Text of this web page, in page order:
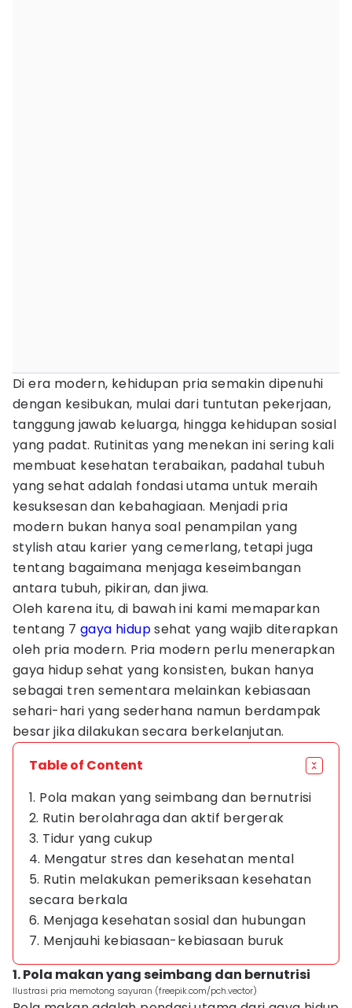
Di era modern, kehidupan pria semakin dipenuhi
dengan kesibukan, mulai dari tuntutan pekerjaan,
tanggung jawab keluarga, hingga kehidupan sosial
yang padat. Rutinitas yang menekan ini sering kali
membuat kesehatan terabaikan, padahal tubuh
yang sehat adalah fondasi utama untuk meraih
kesuksesan dan kebahagiaan. Menjadi pria
modern bukan hanya soal penampilan yang
stylish atau karier yang cemerlang, tetapi juga
tentang bagaimana menjaga keseimbangan
antara tubuh, pikiran, dan jiwa.
Oleh karena itu, di bawah ini kami memaparkan
tentang 7gaya hidupsehat yang wajib diterapkan
oleh pria modern. Pria modern perlu menerapkan
gaya hidup sehat yang konsisten, bukan hanya
sebagai tren sementara melainkan kebiasaan
sehari-hari yang sederhana namun berdampak
besar jika dilakukan secara berkelanjutan.
Table of Content
1. Pola makan yang seimbang dan bernutrisi
2. Rutin berolahraga dan aktif bergerak
3. Tidur yang cukup
4. Mengatur stres dan kesehatan mental
5. Rutin melakukan pemeriksaan kesehatan
secara berkala
6. Menjaga kesehatan sosial dan hubungan
7. Menjauhi kebiasaan-kebiasaan buruk
1. Pola makan yang seimbang dan bernutrisi
Ilustrasi pria memotong sayuran (freepik.com/pch.vector)